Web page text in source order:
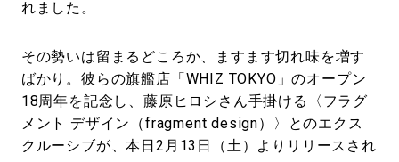
れました。
その勢いは留まるどころか、ますます切れ味を増す
ばかり。彼らの旗艦店「WHIZ TOKYO」のオープン
18周年を記念し、藤原ヒロシさん手掛ける〈フラグ
メント デザイン（fragment design）〉とのエクス
クルーシブが、本日2月13日（土）よりリリースされ